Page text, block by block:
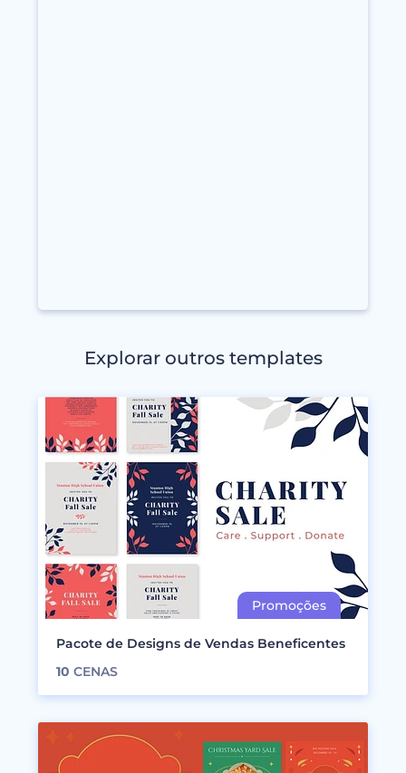
Explorar outros templates
Pacote de Designs de Vendas Beneficentes
10 CENAS